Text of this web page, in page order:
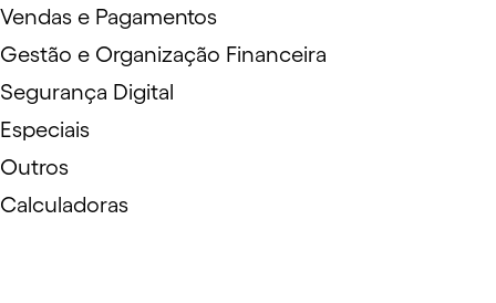
Vendas e Pagamentos
Gestão e Organização Financeira
Segurança Digital
Especiais
Outros
Calculadoras